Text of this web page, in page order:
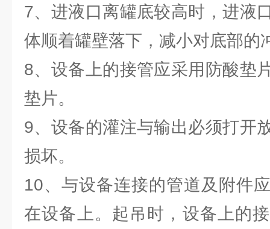
7、进液口离罐底较高时，进液
体顺着罐壁落下，减小对底部的
8、设备上的接管应采用防酸垫
垫片。
9、设备的灌注与输出必须打开
损坏。
10、与设备连接的管道及附件
在设备上。起吊时，设备上的